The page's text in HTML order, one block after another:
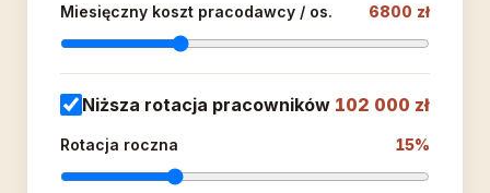
Miesięczny koszt pracodawcy / os. 6800 zł
Niższa rotacja pracowników 102 000 zł
Rotacja roczna 15%